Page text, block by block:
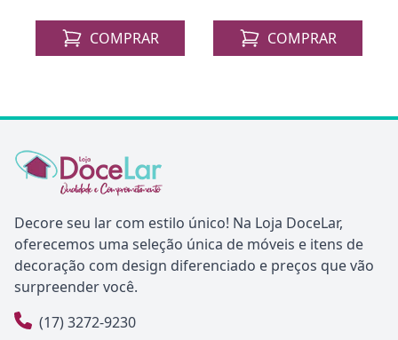
COMPRAR COMPRAR
Decore seu lar com estilo único! Na Loja DoceLar,
oferecemos uma seleção única de móveis e itens de
decoração com design diferenciado e preços que vão
surpreender você.
(17) 3272-9230